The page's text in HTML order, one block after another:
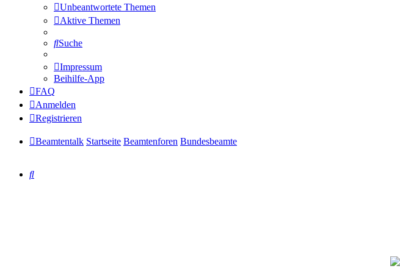
Unbeantwortete Themen
Aktive Themen
Suche
Impressum
Beihilfe-App
FAQ
Anmelden
Registrieren
Beamtentalk Startseite Beamtenforen Bundesbeamte
Suche